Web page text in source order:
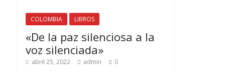
COLOMBIA LIBROS
«De la paz silenciosa a la
voz silenciada»
abril 25, 2022 admin 0